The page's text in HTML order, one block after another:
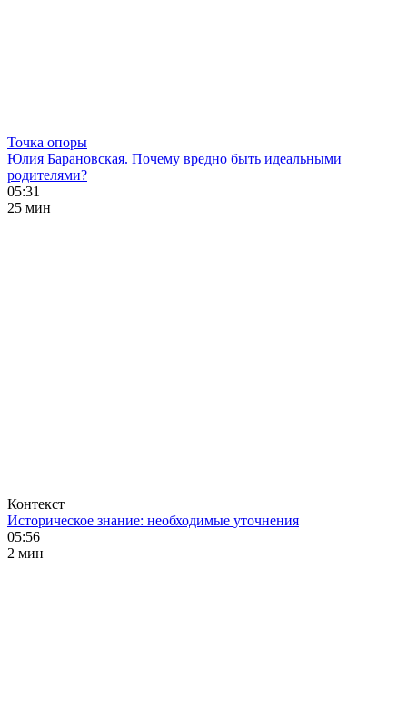
Точка опоры
Юлия Барановская. Почему вредно быть идеальными
родителями?
05:31
25 мин
Контекст
Историческое знание: необходимые уточнения
05:56
2 мин